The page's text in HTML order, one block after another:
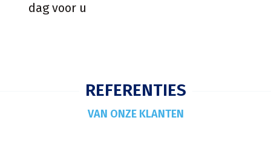
dag voor u
REFERENTIES
VAN ONZE KLANTEN